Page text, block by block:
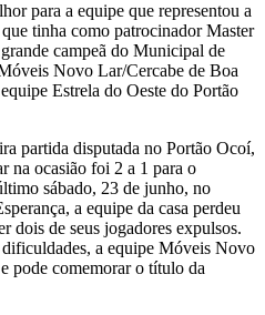
para a equipe que representou a
tinha como patrocinador Master
campeã do Municipal de
Novo Lar/Cercabe de Boa
Estrela do Oeste do Portão
partida disputada no Portão Ocoí,
na ocasião foi 2 a 1 para o
sábado, 23 de junho, no
a equipe da casa perdeu
dois de seus jogadores expulsos.
dificuldades, a equipe Móveis Novo
pode comemorar o título da